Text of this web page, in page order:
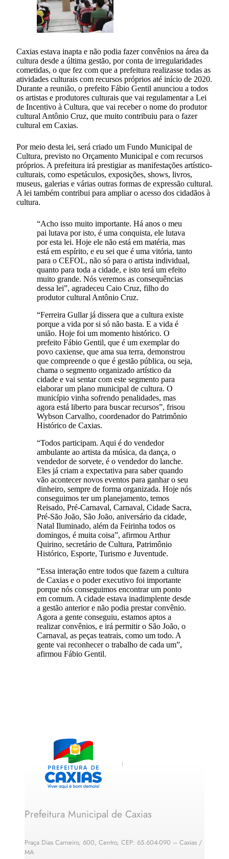
Caxias estava inapta e não podia fazer convênios na área da
cultura desde a última gestão, por conta de irregularidades
cometidas, o que fez com que a prefeitura realizasse todas as
atividades culturais com recursos próprios até início de 2020.
Durante a reunião, o prefeito Fábio Gentil anunciou a todos
os artistas e produtores culturais que vai regulamentar a Lei
de Incentivo à Cultura, que vai receber o nome do produtor
cultural Antônio Cruz, que muito contribuiu para o fazer
cultural em Caxias.
Por meio desta lei, será criado um Fundo Municipal de
Cultura, previsto no Orçamento Municipal e com recursos
próprios. A prefeitura irá prestigiar as manifestações artístico-
culturais, como espetáculos, exposições, shows, livros,
museus, galerias e várias outras formas de expressão cultural.
A lei também contribui para ampliar o acesso dos cidadãos à
cultura.
“Acho isso muito importante. Há anos o meu
pai lutava por isto, é uma conquista, ele lutava
por esta lei. Hoje ele não está em matéria, mas
está em espírito, e eu sei que é uma vitória, tanto
para o CEFOL, não só para o artista individual,
quanto para toda a cidade, e isto terá um efeito
muito grande. Nós veremos as consequências
dessa lei”, agradeceu Caio Cruz, filho do
produtor cultural Antônio Cruz.
“Ferreira Gullar já dissera que a cultura existe
porque a vida por si só não basta. E a vida é
união. Hoje foi um momento histórico. O
prefeito Fábio Gentil, que é um exemplar do
povo caxiense, que ama sua terra, demonstrou
que compreende o que é gestão pública, ou seja,
chama o segmento organizado artístico da
cidade e vai sentar com este segmento para
elaborar um plano municipal de cultura. O
município vinha sofrendo penalidades, mas
agora está liberto para buscar recursos”, frisou
Wybson Carvalho, coordenador do Patrimônio
Histórico de Caxias.
“Todos participam. Aqui é do vendedor
ambulante ao artista da música, da dança, o
vendedor de sorvete, é o vendedor do lanche.
Eles já criam a expectativa para saber quando
vão acontecer novos eventos para ganhar o seu
dinheiro, sempre de forma organizada. Hoje nós
conseguimos ter um planejamento, temos
Reisado, Pré-Carnaval, Carnaval, Cidade Sacra,
Pré-São João, São João, aniversário da cidade,
Natal Iluminado, além da Feirinha todos os
domingos, é muita coisa”, afirmou Arthur
Quirino, secretário de Cultura, Patrimônio
Histórico, Esporte, Turismo e Juventude.
“Essa interação entre todos que fazem a cultura
de Caxias e o poder executivo foi importante
porque nós conseguimos encontrar um ponto
em comum. A cidade estava inadimplente desde
a gestão anterior e não podia prestar convênio.
Agora a gente conseguiu, estamos aptos a
realizar convênios, e irá permitir o São João, o
Carnaval, as peças teatrais, como um todo. A
gente vai reconhecer o trabalho de cada um”,
afirmou Fábio Gentil.
Prefeitura Municipal de Caxias
Praça Dias Carneiro, 600, Centro, CEP: 65.604-090 – Caxias /
MA